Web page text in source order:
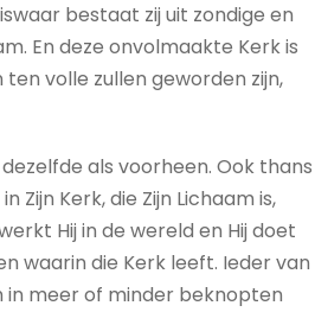
bestaat zij uit zondige en
En deze onvolmaakte Kerk is
volle zullen geworden zijn,
als voorheen. Ook thans
Kerk, die Zijn Lichaam is,
Hij in de wereld en Hij doet
waarin die Kerk leeft. Ieder van
in meer of minder beknopten